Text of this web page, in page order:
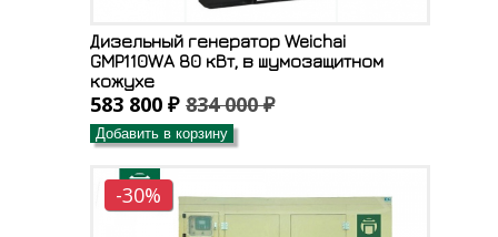
Дизельный генератор Weichai
GMP110WA 80 кВт, в шумозащитном
кожухе
583 800 ₽ 834 000 ₽
Добавить в корзину
-30%